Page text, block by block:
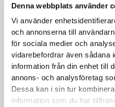
Denna webbplats använder
Vi använder
och annonserna till
för sociala medier och
vidarebefordrar även sådana
information från din enhet till
annons- och analysföretag
Dessa kan i sin tur
information som du har
Little Anne QCPR
Little Anne
I
Ord. pris:1.416,25kr ink. moms